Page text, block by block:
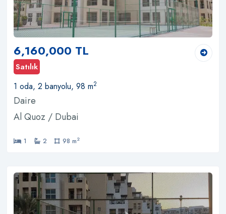
6,160,000 TL
Satılık
1 oda, 2 banyolu, 98 m2
Daire
Al Quoz / Dubai
1 2 98 m2